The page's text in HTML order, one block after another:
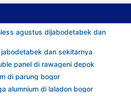
agustus dijabodetabek dan
dan sekitarnya
panel di rawageni depok
di parung bogor
alumnium di laladon bogor